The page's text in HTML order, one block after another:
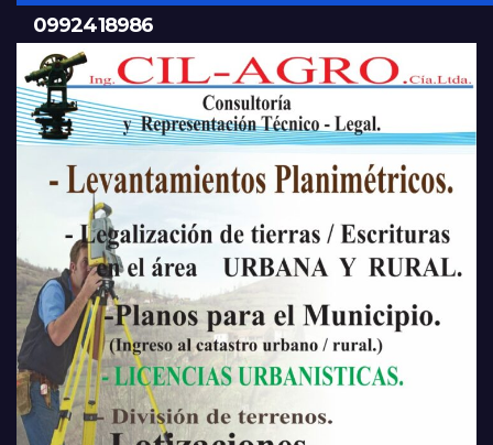
0992418986